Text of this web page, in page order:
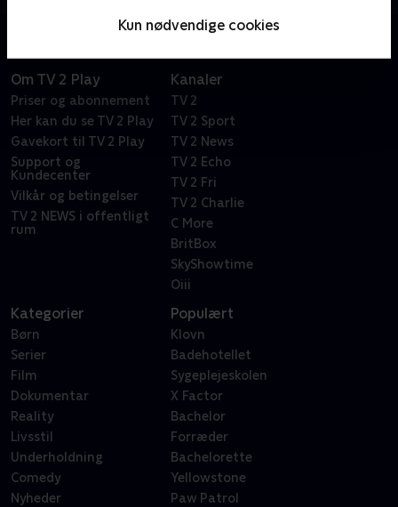
Kun nødvendige cookies
Om TV 2 Play
Priser og abonnement
Her kan du se TV 2 Play
Gavekort til TV 2 Play
Support og
Kundecenter
Vilkår og betingelser
TV 2 NEWS i offentligt
rum
Kanaler
TV 2
TV 2 Sport
TV 2 News
TV 2 Echo
TV 2 Fri
TV 2 Charlie
C More
BritBox
SkyShowtime
Oiii
Kategorier
Børn
Serier
Film
Dokumentar
Reality
Livsstil
Underholdning
Comedy
Nyheder
Populært
Klovn
Badehotellet
Sygeplejeskolen
X Factor
Bachelor
Forræder
Bachelorette
Yellowstone
Paw Patrol